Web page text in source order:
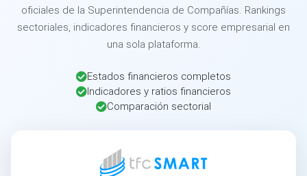
oficiales de la Superintendencia de Compañías. Rankings
sectoriales, indicadores financieros y score empresarial en
una sola plataforma.
Estados financieros completos
Indicadores y ratios financieros
Comparación sectorial